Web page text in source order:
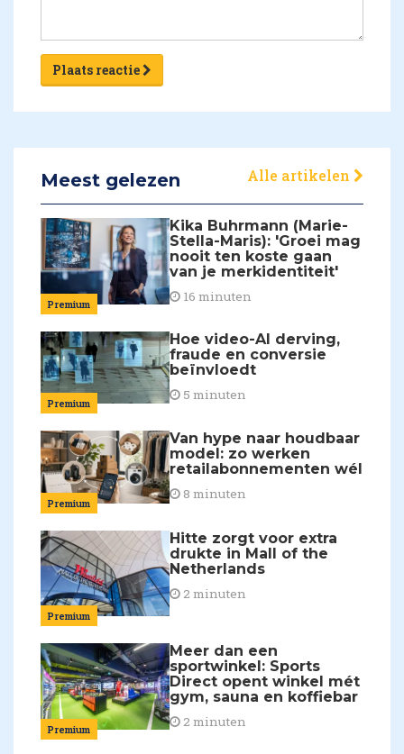
Plaats reactie
Meest gelezen Alle artikelen
Premium
Kika Buhrmann (Marie-
Stella-Maris): 'Groei mag
nooit ten koste gaan
van je merkidentiteit'
16 minuten
Premium
Hoe video-AI derving,
fraude en conversie
beïnvloedt
5 minuten
Premium
Van hype naar houdbaar
model: zo werken
retailabonnementen wél
8 minuten
Premium
Hitte zorgt voor extra
drukte in Mall of the
Netherlands
2 minuten
Premium
Meer dan een
sportwinkel: Sports
Direct opent winkel mét
gym, sauna en koffiebar
2 minuten